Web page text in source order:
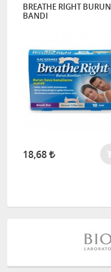
BREATHE RİGHT BURUN
BANDI
18,68